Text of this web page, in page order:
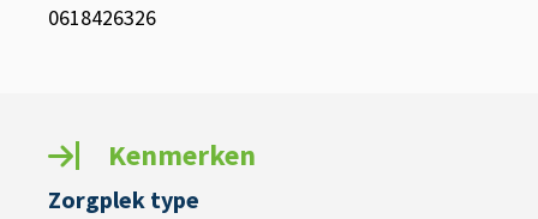
0618426326
Kenmerken
Zorgplek type